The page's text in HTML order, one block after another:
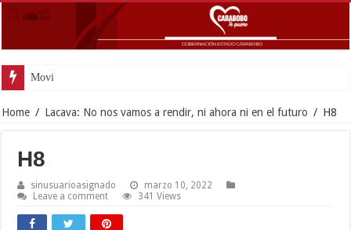
Movimiento Fortín 4
Home / Lacava: No nos vamos a rendir, ni ahora ni en el futuro / H8
H8
sinusuarioasignado
marzo 10, 2022
Leave a comment
341 Views